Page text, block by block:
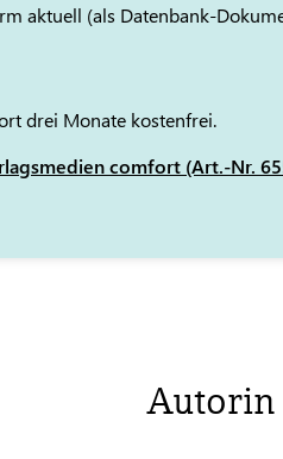
aktuell (als Datenbank-
drei Monate kostenfrei.
comfort (Art.-Nr.
Autorin